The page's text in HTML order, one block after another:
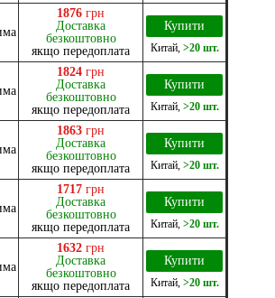
1876 грн
Доставка
безкоштовно
якщо передоплата
Купити
Китай, >20 шт.
1824 грн
Доставка
безкоштовно
якщо передоплата
Купити
Китай, >20 шт.
1863 грн
Доставка
безкоштовно
якщо передоплата
Купити
Китай, >20 шт.
1717 грн
Доставка
безкоштовно
якщо передоплата
Купити
Китай, >20 шт.
1632 грн
Доставка
безкоштовно
якщо передоплата
Купити
Китай, >20 шт.